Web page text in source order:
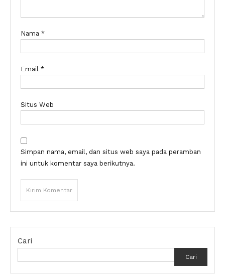
Nama *
Email *
Situs Web
Simpan nama, email, dan situs web saya pada peramban
ini untuk komentar saya berikutnya.
Cari
Cari